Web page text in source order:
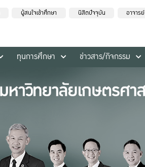
ผู้สนใจเข้าศึกษา นิสิตปัจจุบัน อาจารย์
ทุนการศึกษา ข่าวสาร/กิจกรรม